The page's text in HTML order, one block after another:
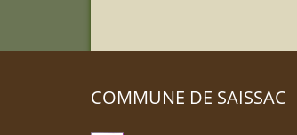
COMMUNE DE SAISSAC